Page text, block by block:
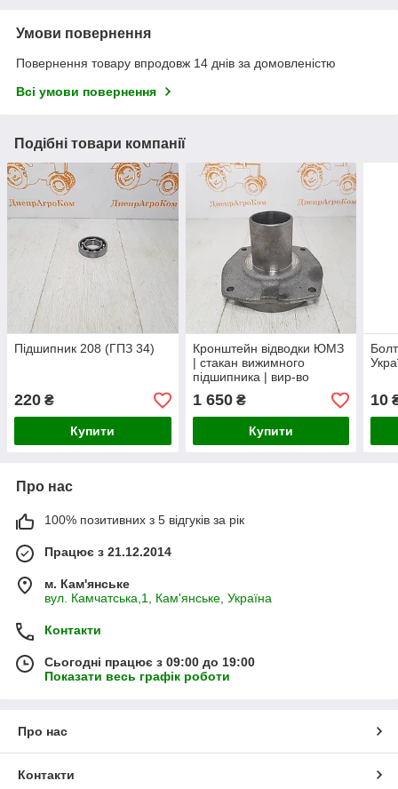
Умови повернення
Повернення товару впродовж 14 днів за домовленістю
Всі умови повернення
Подібні товари компанії
Підшипник 208 (ГПЗ 34)
220 ₴
Купити
Кронштейн відводки ЮМЗ
| стакан вижимного
підшипника | вир-во
Україна | 36-1604028
1 650₴
Купити
10
Про нас
100% позитивних з 5 відгуків за рік
Працює з 21.12.2014
м. Кам'янське
вул. Камчатська,1, Кам'янське, Україна
Контакти
Сьогодні працює з 09:00 до 19:00
Показати весь графік роботи
Про нас
Контакти